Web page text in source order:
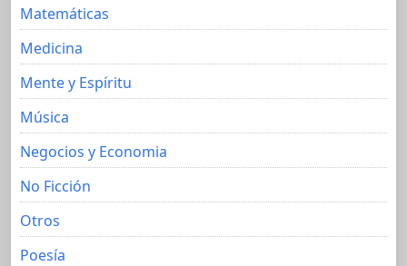
Matemáticas
Medicina
Mente y Espíritu
Música
Negocios y Economia
No Ficción
Otros
Poesía